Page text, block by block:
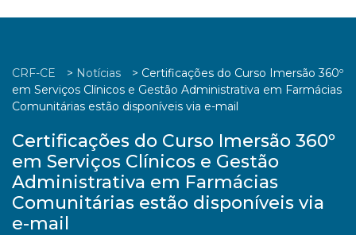
CRF-CE > Notícias > Certificações do Curso Imersão 360º
em Serviços Clínicos e Gestão Administrativa em Farmácias
Comunitárias estão disponíveis via e-mail
Certificações do Curso Imersão 360º
em Serviços Clínicos e Gestão
Administrativa em Farmácias
Comunitárias estão disponíveis via
e-mail